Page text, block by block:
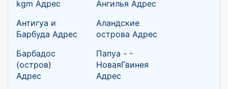
kgm Адрес
Ангилья Адрес
Антигуа и
Барбуда Адрес
Аландские
острова Адрес
Барбадос
(остров)
Адрес
Папуа - -
НоваяГвинея
Адрес